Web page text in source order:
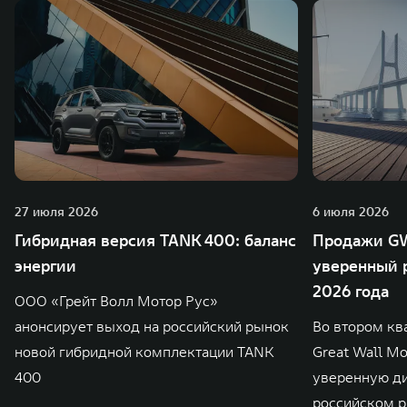
27 июля 2026
Гибридная версия TANK 400: баланс
энергии
ООО «Грейт Волл Мотор Рус»
анонсирует выход на российский рынок
новой гибридной комплектации TANK
400
6 июля 2026
Продажи
уверенный
2026 года
Во втором
Great Wall
уверенную
российском